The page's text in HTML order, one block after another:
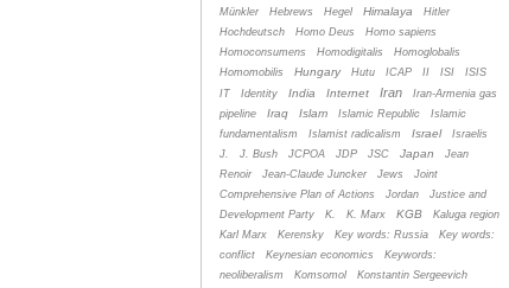
Münkler
Hebrews Hegel Himalaya
Hitler
Hochdeutsch
Homo Deus
Homo sapiens
Homoconsumens
Homodigitalis
Homoglobalis
Homomobilis
Hungary Hutu ICAP II ISI
ISIS
IT
Identity India Internet Iran
Iran-Armenia gas
pipeline
Iraq Islam Islamic Republic
Islamic
fundamentalism
Islamist radicalism Israel
Israelis
J.
J. Bush JCPOA JDP JSC Japan
Jean
Renoir
Jean-Claude Juncker Jews
Joint
Comprehensive Plan of Actions
Jordan
Justice and
Development Party
K. K. Marx KGB
Kaluga region
Karl Marx
Kerensky Key words: Russia
Key words:
conflict
Keynesian economics
Keywords:
neoliberalism
Komsomol
Konstantin Sergeevich